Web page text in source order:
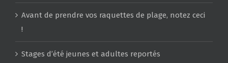
Avant de prendre vos raquettes de plage, notez ceci
!
Stages d’été jeunes et adultes reportés